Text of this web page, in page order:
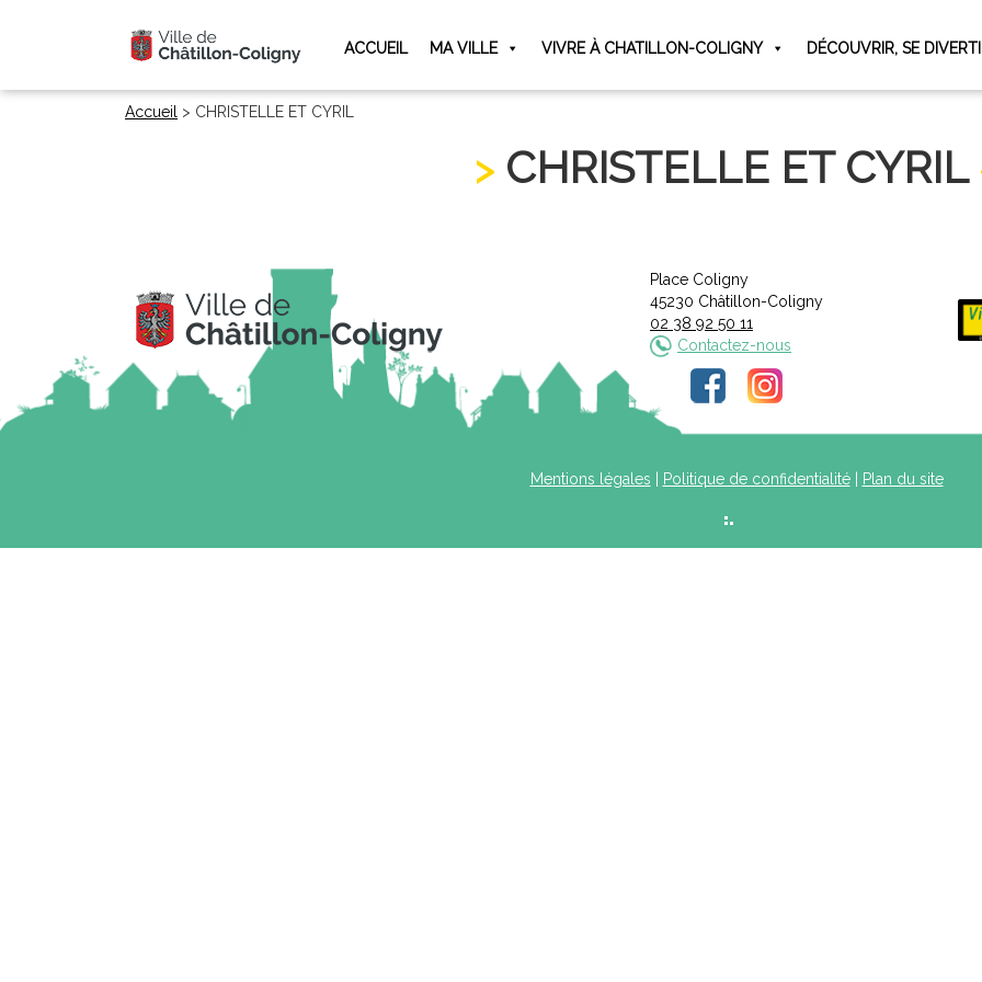
ACCUEIL MA VILLE VIVRE À CHATILLON-COLIGNY DÉCOUVRIR, SE
Accueil > CHRISTELLE ET CYRIL
CHRISTELLE ET CYRIL
Place Coligny
45230 Châtillon-Coligny
02 38 92 50 11
Contactez-nous
Mentions légales Politique de confidentialité| Plan du site